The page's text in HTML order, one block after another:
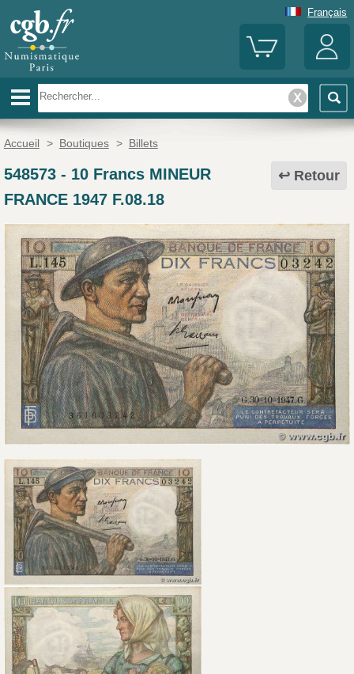
Français
Accueil > Boutiques > Billets
Retour
548573- 10 Francs MINEUR
FRANCE 1947 F.08.18